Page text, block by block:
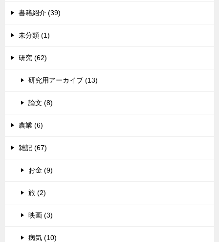
書籍紹介 (39)
未分類 (1)
研究 (62)
研究用アーカイブ (13)
論文 (8)
農業 (6)
雑記 (67)
お金 (9)
旅 (2)
映画 (3)
病気 (10)